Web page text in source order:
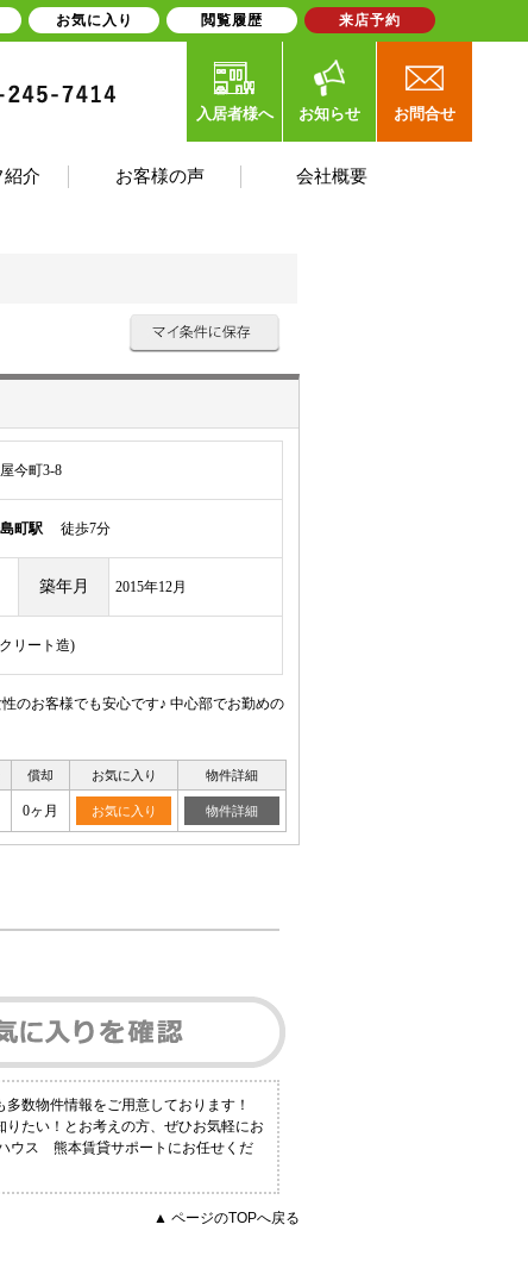
入居者様へ お知らせ お問合せ
紹介 お客様の声 会社概要
今町3-8
町駅 徒歩7分
築年月 2015年12月
リート造)
のお客様でも安心です♪ 中心部でお勤めの
償却 お気に入り 物件詳細
0ヶ月 お気に入り 物件詳細
数物件情報をご用意しております！
たい！とお考えの方、ぜひお気軽にお
ウス 熊本賃貸サポートにお任せくだ
▲ ページのTOPへ戻る
お気に入り 閲覧履歴 来店予約